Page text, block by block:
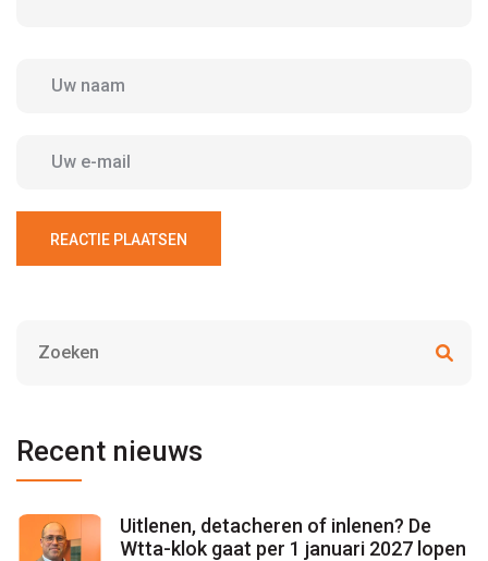
REACTIE PLAATSEN
Recent nieuws
Uitlenen, detacheren of inlenen? De
Wtta-klok gaat per 1 januari 2027 lopen